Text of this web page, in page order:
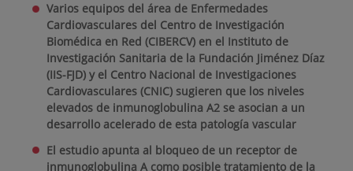
Varios equipos del área de Enfermedades
Cardiovasculares del Centro de Investigación
Biomédica en Red (CIBERCV) en el Instituto de
Investigación Sanitaria de la Fundación Jiménez Díaz
(IIS-FJD) y el Centro Nacional de Investigaciones
Cardiovasculares (CNIC) sugieren que los niveles
elevados de inmunoglobulina A2 se asocian a un
desarrollo acelerado de esta patología vascular
El estudio apunta al bloqueo de un receptor de
inmunoglobulina A como posible tratamiento de la